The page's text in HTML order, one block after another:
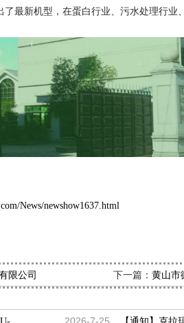
了最新机型，在蛋白行业、污水处理行
News/newshow1637.html
限公司 下一篇： 黄山市